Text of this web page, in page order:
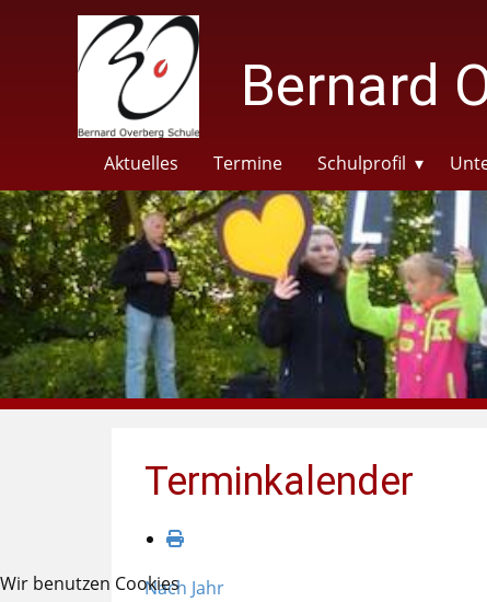
Bernard
Aktuelles Termine Schulprofil
Terminkalender
Nach Jahr
Wir benutzen Cookies